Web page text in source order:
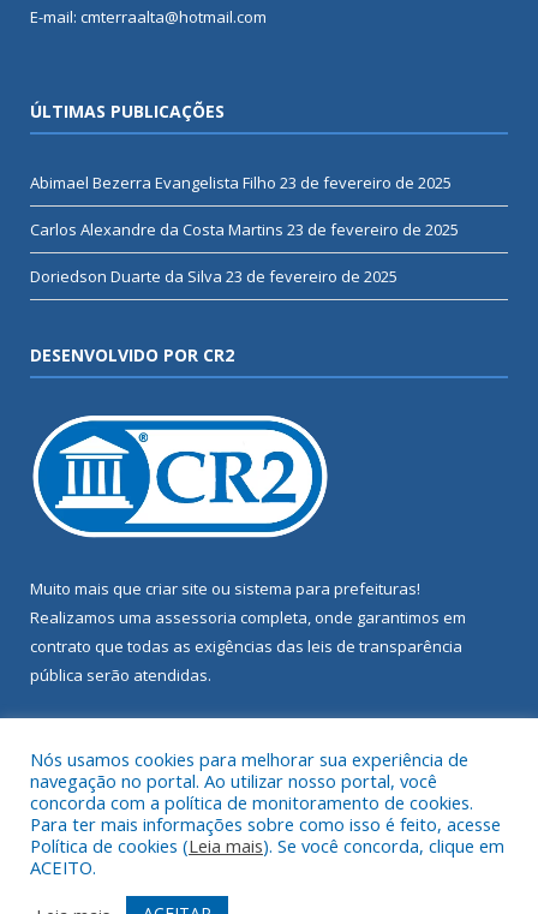
E-mail: cmterraalta@hotmail.com
ÚLTIMAS PUBLICAÇÕES
Abimael Bezerra Evangelista Filho 23 de fevereiro de 2025
Carlos Alexandre da Costa Martins 23 de fevereiro de 2025
Doriedson Duarte da Silva 23 de fevereiro de 2025
DESENVOLVIDO POR CR2
Muito mais que criar site ou sistema para prefeituras!
Realizamos uma assessoria completa, onde garantimos em
contrato que todas as exigências das leis de transparência
pública serão atendidas.
Todos os direitos reservados a Câmara Municipal de Terra Alta.
Nós usamos cookies para melhorar sua experiência de
navegação no portal. Ao utilizar nosso portal, você
concorda com a política de monitoramento de cookies.
Para ter mais informações sobre como isso é feito, acesse
Política de cookies (Leia mais). Se você concorda, clique em
ACEITO.